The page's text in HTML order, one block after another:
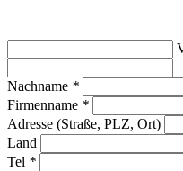
Nachname *
Firmenname *
Adresse (Straße, PLZ, Ort)
Land
Tel *